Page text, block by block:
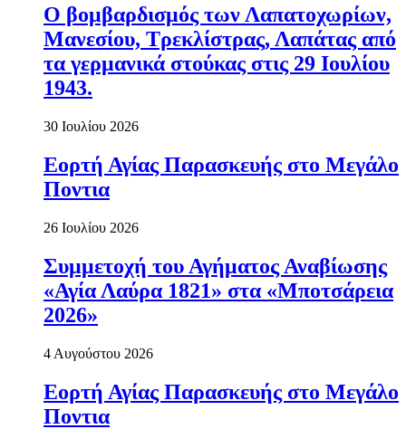
Ο βομβαρδισμός των Λαπατοχωρίων,
Μανεσίου, Τρεκλίστρας, Λαπάτας από
τα γερμανικά στούκας στις 29 Ιουλίου
1943.
30 Ιουλίου 2026
Εορτή Αγίας Παρασκευής στο Μεγάλο
Ποντια
26 Ιουλίου 2026
Συμμετοχή του Αγήματος Αναβίωσης
«Αγία Λαύρα 1821» στα «Μποτσάρεια
2026»
4 Αυγούστου 2026
Εορτή Αγίας Παρασκευής στο Μεγάλο
Ποντια